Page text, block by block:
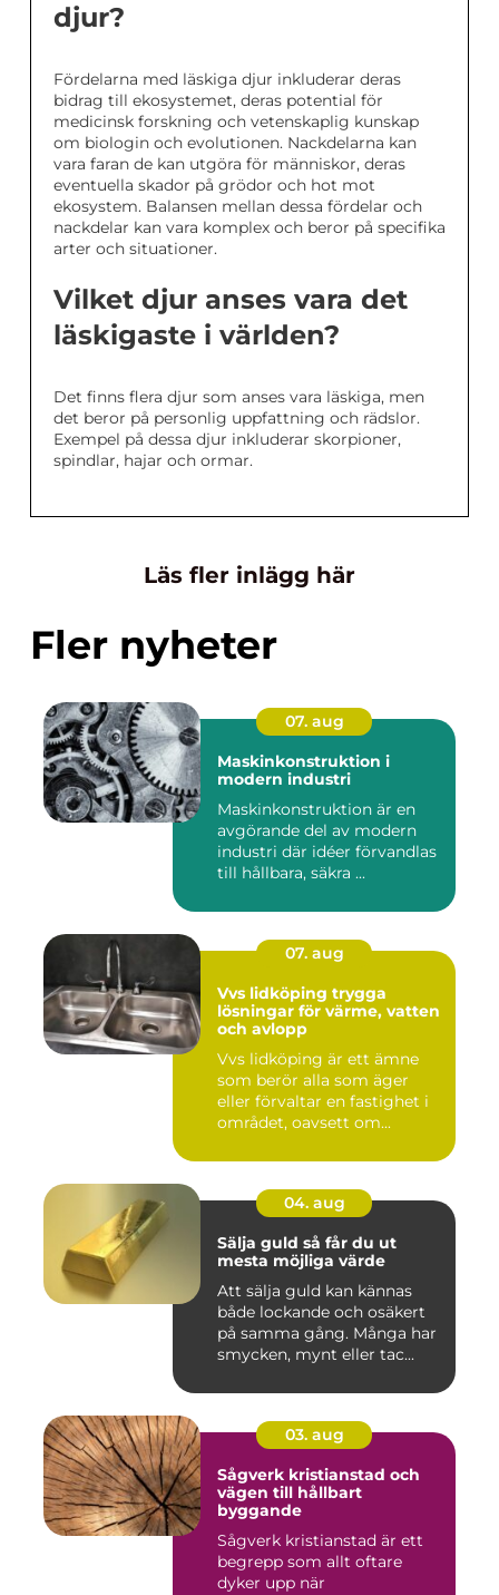
djur?
Fördelarna med läskiga djur inkluderar deras
bidrag till ekosystemet, deras potential för
medicinsk forskning och vetenskaplig kunskap
om biologin och evolutionen. Nackdelarna kan
vara faran de kan utgöra för människor, deras
eventuella skador på grödor och hot mot
ekosystem. Balansen mellan dessa fördelar och
nackdelar kan vara komplex och beror på specifika
arter och situationer.
Vilket djur anses vara det
läskigaste i världen?
Det finns flera djur som anses vara läskiga, men
det beror på personlig uppfattning och rädslor.
Exempel på dessa djur inkluderar skorpioner,
spindlar, hajar och ormar.
Läs fler inlägg här
Fler nyheter
07. aug
Maskinkonstruktion i
modern industri
Maskinkonstruktion är en
avgörande del av modern
industri där idéer förvandlas
till hållbara, säkra ...
07. aug
Vvs lidköping trygga
lösningar för värme, vatten
och avlopp
Vvs lidköping är ett ämne
som berör alla som äger
eller förvaltar en fastighet i
området, oavsett om...
04. aug
Sälja guld så får du ut
mesta möjliga värde
Att sälja guld kan kännas
både lockande och osäkert
på samma gång. Många har
smycken, mynt eller tac...
03. aug
Sågverk kristianstad och
vägen till hållbart
byggande
Sågverk kristianstad är ett
begrepp som allt oftare
dyker upp när